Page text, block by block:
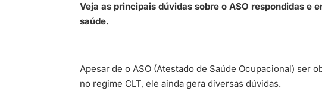
Veja as principais dúvidas sobre o ASO respondidas e
saúde.
Apesar de o ASO (Atestado de Saúde Ocupacional) ser
no regime CLT, ele ainda gera diversas dúvidas.